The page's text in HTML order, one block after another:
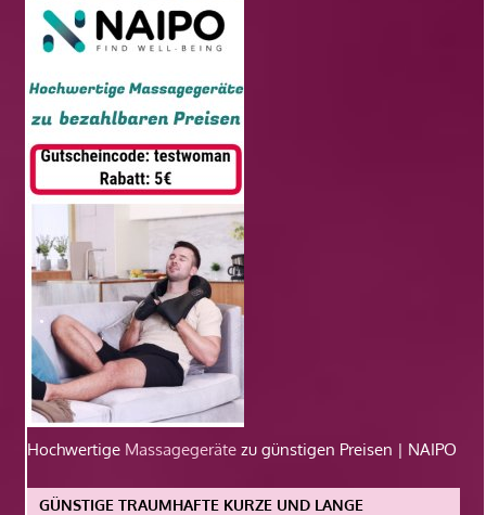
Hochwertige Massagegeräte zu günstigen Preisen | NAIPO
GÜNSTIGE TRAUMHAFTE KURZE UND LANGE